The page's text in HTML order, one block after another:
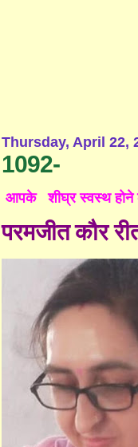
Thursday, April 22,
1092-
आपके शीघ्र स्वस्थ होने
परमजीत कौर